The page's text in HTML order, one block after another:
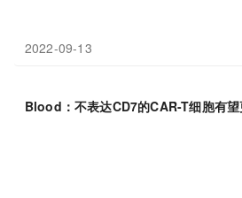
2022-09-13
Blood：不表达CD7的CAR-T细胞有望